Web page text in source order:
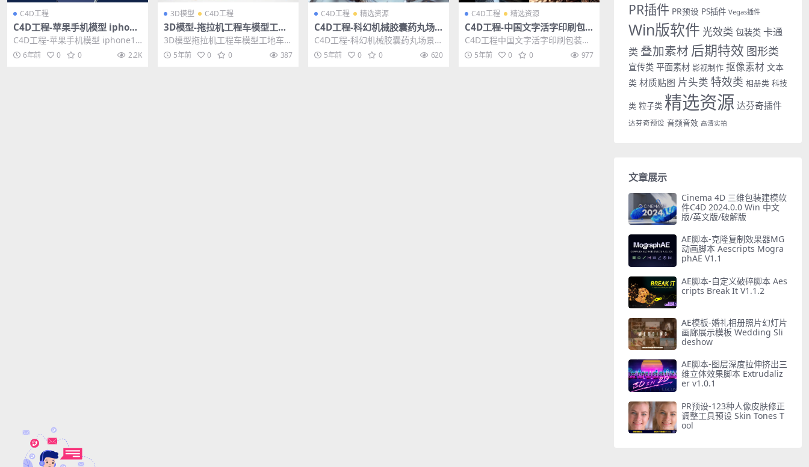
C4D工程
C4D工程-苹果手机模型 iphone
11 C4D模型含贴图材质
C4D工程-苹果手机模型 iphone11
C4D模型含贴图材质 其他推荐：
C...6年前 0 0 2.2K
3D模型 C4D工程
3D模型-拖拉机工程车模型工地
车农用车C4D工程模型FBX
3D模型拖拉机工程车模型工地车农
用车C4D工程模型FBX 其他推荐：
3D模型-...
5年前 0 0 387
C4D工程 精选资源
C4D工程-科幻机械胶囊药丸场
景工程 Pills
C4D工程-科幻机械胶囊药丸场景工
程 Pills 其他推荐: C4D工程-科幻
球...5年前 0 0 620
C4D工程 精选资源
C4D工程-中国文字活字印刷包
装动画工程文件
C4D工程中国文字活字印刷包装动
画工程文件 其他推荐: C4D工程-O
ctane...
5年前 0 0 977
PR插件 PR预设 PS插件 Vegas插件
Win版软件 光效类 包装类 卡通
类 叠加素材 后期特效 图形类
宣传类 平面素材 影视制作 抠像素材 文本
类 材质贴图 片头类 特效类 相册类 科技
类 粒子类 精选资源 达芬奇插件
达芬奇预设 音频音效 高清实拍
文章展示
Cinema 4D 三维包装建模软
件C4D 2024.0.0 Win 中文
版/英文版/破解版
AE脚本-克隆复制效果器MG
动画脚本 Aescripts Mogra
phAE V1.1
AE脚本-自定义破碎脚本 Aes
cripts Break It V1.1.2
AE模板-婚礼相册照片幻灯片
画廊展示模板 Wedding Sli
deshow
AE脚本-图层深度拉伸挤出三
维立体效果脚本 Extrudaliz
er v1.0.1
PR预设-123种人像皮肤修正
调整工具预设 Skin Tones T
ool